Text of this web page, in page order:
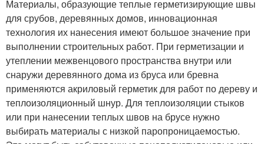
Материалы, образующие теплые герметизирующие швы
для срубов, деревянных домов, инновационная
технология их нанесения имеют большое значение при
выполнении строительных работ. При герметизации и
утеплении межвенцового пространства внутри или
снаружи деревянного дома из бруса или бревна
применяются акриловый герметик для работ по дереву и
теплоизоляционный шнур. Для теплоизоляции стыков
или при нанесении теплых швов на брусе нужно
выбирать материалы с низкой паропроницаемостью.